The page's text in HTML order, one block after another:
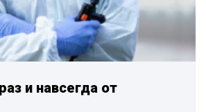
и навсегда от